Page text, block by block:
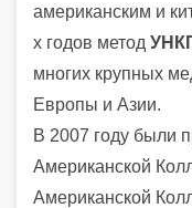
американским и
х годов метод
многих крупных
Европы и Азии.
В 2007 году были
Американской
Американской